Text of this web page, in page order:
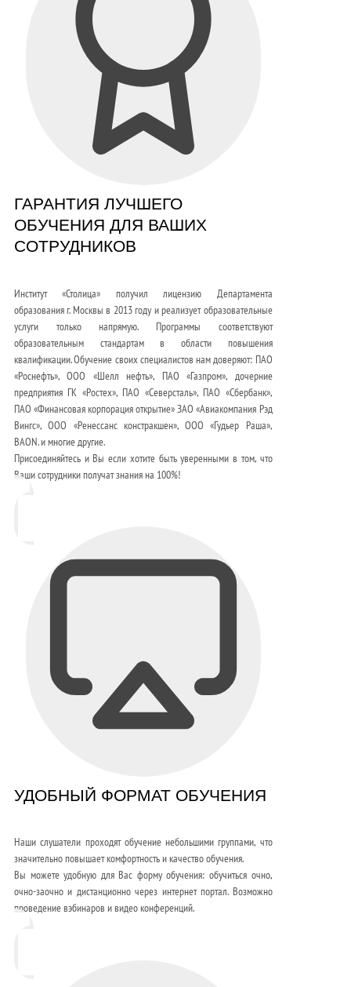
ГАРАНТИЯ ЛУЧШЕГО
ОБУЧЕНИЯ ДЛЯ ВАШИХ
СОТРУДНИКОВ
Институт «Столица» получил лицензию Департамента
образования г. Москвы в 2013 году и реализует образовательные
услуги только напрямую. Программы соответствуют
образовательным стандартам в области повышения
квалификации. Обучение своих специалистов нам доверяют: ПАО
«Роснефть», ООО «Шелл нефть», ПАО «Газпром», дочерние
предприятия ГК «Ростех», ПАО «Северсталь», ПАО «Сбербанк»,
ПАО «Финансовая корпорация открытие» ЗАО «Авиакомпания Рэд
Вингс», ООО «Ренессанс констракшен», ООО «Гудьер Раша»,
BAON. и многие другие.
Присоединяйтесь и Вы если хотите быть уверенными в том, что
Ваши сотрудники получат знания на 100%!
УДОБНЫЙ ФОРМАТ ОБУЧЕНИЯ
Наши слушатели проходят обучение небольшими группами, что
значительно повышает комфортность и качество обучения.
Вы можете удобную для Вас форму обучения: обучиться очно,
очно-заочно и дистанционно через интернет портал. Возможно
проведение вэбинаров и видео конференций.